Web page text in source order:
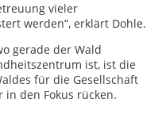
vieler
werden“, erklärt Dohle.
gerade der Wald
ist, ist die
für die Gesellschaft
den Fokus rücken.